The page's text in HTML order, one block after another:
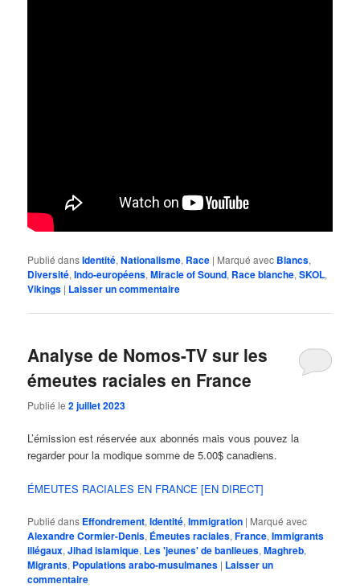
Publié dansIdentité,Nationalisme, Race | Marqué avec Blancs,
Diversité,Indo-européens,Miracle of Sound, Race blanche,SKOL,
Vikings | Laisser un commentaire
Analyse de Nomos-TV sur les
émeutes raciales en France
Publié le2 juillet 2023
L’émission est réservée aux abonnés mais vous pouvez la
regarder pour la modique somme de 5.00$ canadiens.
ÉMEUTES RACIALES EN FRANCE [EN DIRECT]
Publié dans Effondrement,Identité,Immigration | Marqué avec
Alexandre Cormier-Denis, Émeutes raciales,France,Immigrants
illégaux,Jihad islamique, Les 'jeunes' de banlieues,Maghreb,
Migrants, Populations arabo-musulmanes | Laisser un
commentaire